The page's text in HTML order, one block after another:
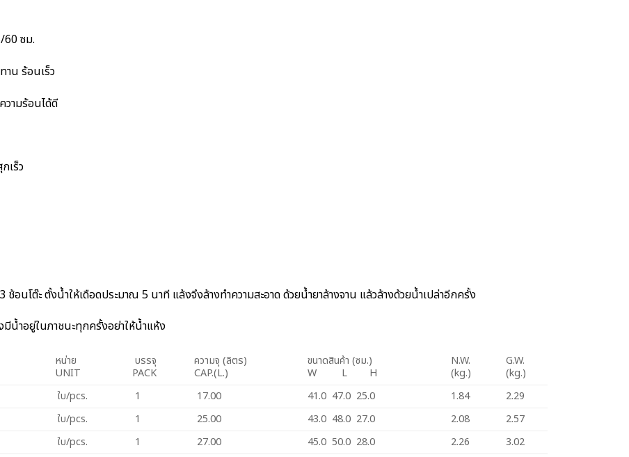
ซม.
น ร้อนเร็ว
ามร้อนได้ดี
เร็ว
นโต๊ะ ตั้งน้ำให้เดือดประมาณ 5 นาที แล้งจึงล้างทำความสะอาด ด้วยน้ำยาล้างจาน แล้วล้างด้วยน้ำเปล่าอีกครั้ง
น้ำอยู่ในภาชนะทุกครั้งอย่าให้น้ำแห้ง
หน่าย
UNIT
บรรจุ
PACK
ความจุ (ลิตร)
CAP.(L.)
ขนาดสินค้า (ซม.)
W L H
N.W.
(kg.)
G.W.
(kg.)
ใบ/pcs. 1 17.00 41.0 47.0 25.0 1.84
2.29
ใบ/pcs. 1 25.00 43.0 48.0 27.0 2.08
2.57
ใบ/pcs. 1 27.00 45.0 50.0 28.0 2.26
3.02